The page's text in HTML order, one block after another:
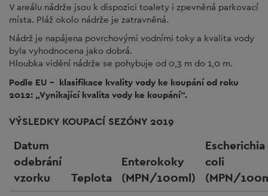
V areálu nádrže jsou k dispozici toalety i zpevněná parkovací
místa. Pláž okolo nádrže je zatravněná.
Nádrž je napájena povrchovými vodními toky a kvalita vody
byla vyhodnocena jako dobrá.
Hloubka vidění nádrže se pohybuje od 0,3 m do 1,0 m.
Podle EU - klasifikace kvality vody ke koupání od roku
2012: „Vynikající kvalita vody ke koupání“.
VÝSLEDKY KOUPACÍ SEZÓNY 2019
Datum
odebrání
vzorku
Teplota
Enterokoky
(MPN/100ml)
Escherichia
coli
(MPN/